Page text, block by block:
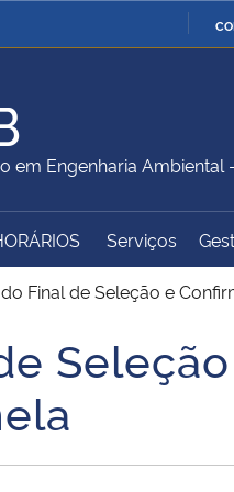
e
Ministério da Defesa
Ministério do
Desenvolvimento
Advocacia-Geral da
em Engenharia Ambiental
Serviços
Final de Seleção e